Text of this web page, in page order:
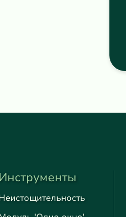
Инструменты